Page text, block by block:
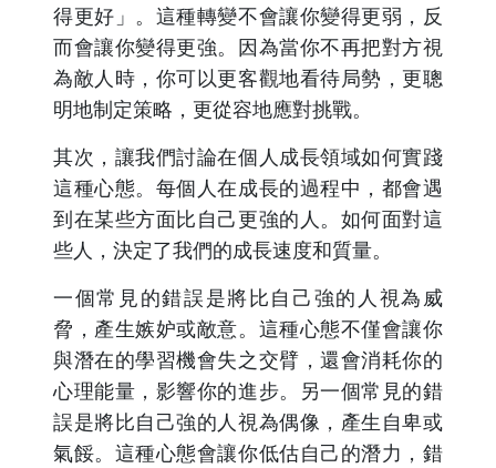
得更好」。這種轉變不會讓你變得更弱，反
而會讓你變得更強。因為當你不再把對方視
為敵人時，你可以更客觀地看待局勢，更聰
明地制定策略，更從容地應對挑戰。
其次，讓我們討論在個人成長領域如何實踐
這種心態。每個人在成長的過程中，都會遇
到在某些方面比自己更強的人。如何面對這
些人，決定了我們的成長速度和質量。
一個常見的錯誤是將比自己強的人視為威
脅，產生嫉妒或敵意。這種心態不僅會讓你
與潛在的學習機會失之交臂，還會消耗你的
心理能量，影響你的進步。另一個常見的錯
誤是將比自己強的人視為偶像，產生自卑或
氣餒。這種心態會讓你低估自己的潛力，錯